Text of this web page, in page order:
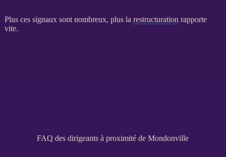
Plus ces signaux sont nombreux, plus la restructuration rapporte
vite.
FAQ des dirigeants à proximité de Mondonville